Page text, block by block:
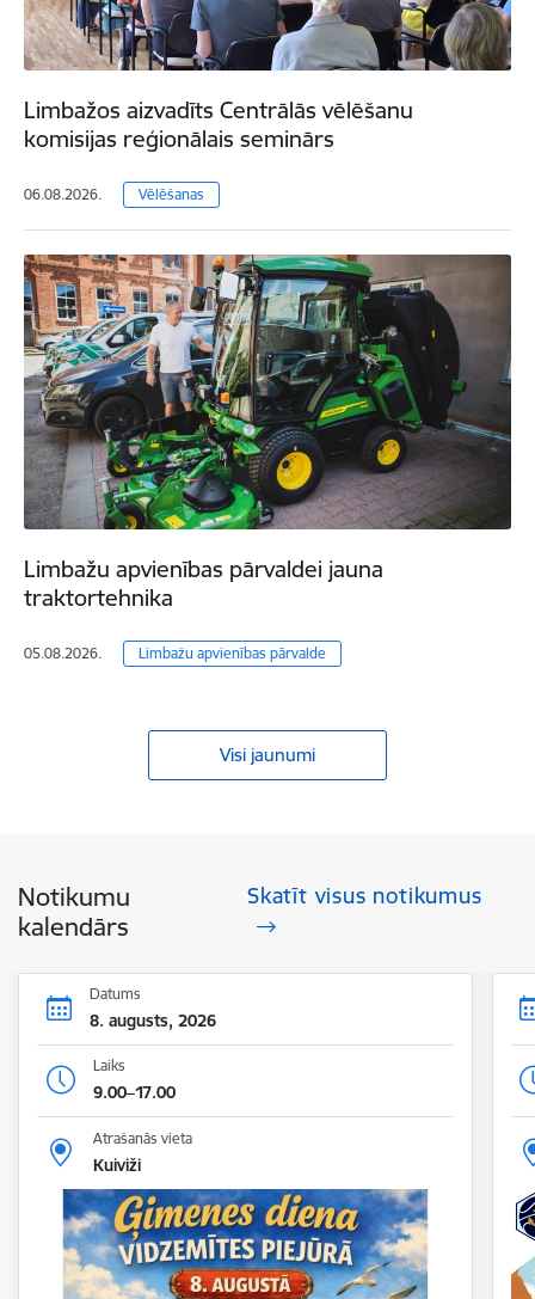
Limbažos aizvadīts Centrālās vēlēšanu
komisijas reģionālais seminārs
06.08.2026. Vēlēšanas
Limbažu apvienības pārvaldei jauna
traktortehnika
05.08.2026. Limbažu apvienības pārvalde
Visi jaunumi
Notikumu
kalendārs
Skatīt visus notikumus
Datums
8. augusts, 2026
Laiks
9.00–17.00
Atrašanās vieta
Kuiviži